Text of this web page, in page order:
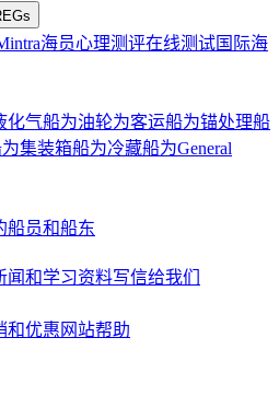
海员心理测评在线测试国际海
化气船为油轮为客运船为锚处理船
为集装箱船为冷藏船为General
船员和船东
闻和学习资料写信给我们
和优惠 网站帮助